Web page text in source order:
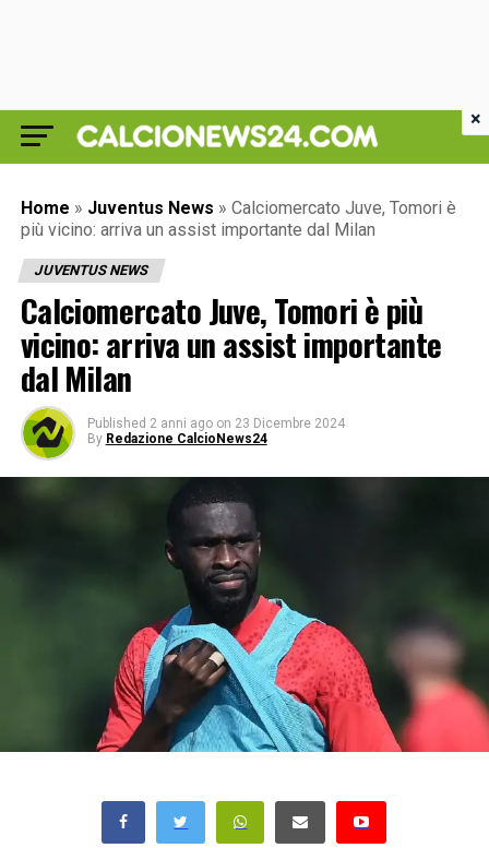
Home » Juventus News » Calciomercato Juve, Tomori è
più vicino: arriva un assist importante dal Milan
JUVENTUS NEWS
Calciomercato Juve, Tomori è più
vicino: arriva un assist importante
dal Milan
Published 2 anni ago on 23 Dicembre 2024
By Redazione CalcioNews24
×